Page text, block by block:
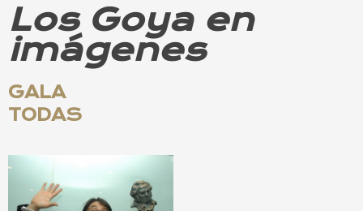
Los Goya en
imágenes
GALA
TODAS